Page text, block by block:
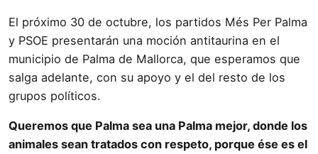
El próximo 30 de octubre, los partidos Més Per Palma
y PSOE presentarán una moción antitaurina en el
municipio de Palma de Mallorca, que esperamos que
salga adelante, con su apoyo y el del resto de los
grupos políticos.
Queremos que Palma sea una Palma mejor, donde los
animales sean tratados con respeto, porque ése es el